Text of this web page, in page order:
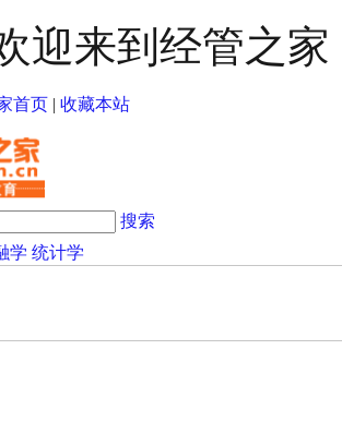
迎来到经管之家
首页 | 收藏本站
搜索
学 统计学